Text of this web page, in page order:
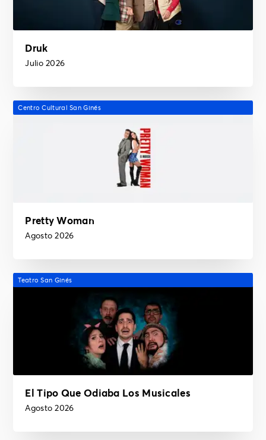
Druk
Julio 2026
Centro Cultural San Ginés
Pretty Woman
Agosto 2026
Teatro San Ginés
El Tipo Que Odiaba Los Musicales
Agosto 2026